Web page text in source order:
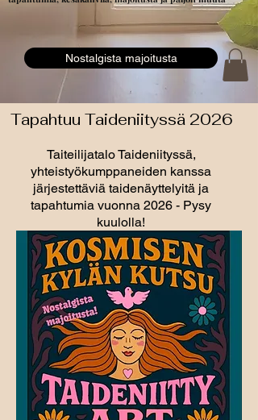
Nostalgista majoitusta
Tapahtuu Taideniityssä 2026
Taiteilijatalo Taideniityssä,
yhteistyökumppaneiden kanssa
järjestettäviä taidenäyttelyitä ja
tapahtumia vuonna 2026 - Pysy
kuulolla!